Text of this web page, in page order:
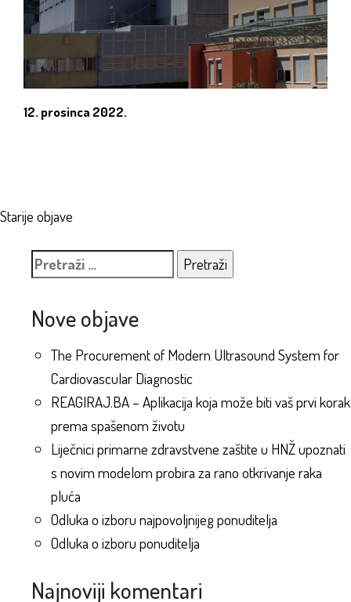
12. prosinca 2022.
Navigacija
objava
Starije objave
Pretraži:
Nove objave
The Procurement of Modern Ultrasound System for
Cardiovascular Diagnostic
REAGIRAJ.BA – Aplikacija koja može biti vaš prvi korak
prema spašenom životu
Liječnici primarne zdravstvene zaštite u HNŽ upoznati
s novim modelom probira za rano otkrivanje raka
pluća
Odluka o izboru najpovoljnijeg ponuditelja
Odluka o izboru ponuditelja
Najnoviji komentari